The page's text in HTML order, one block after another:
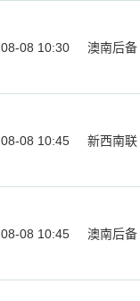
08-08 10:30 澳南后备
08-08 10:45 新西南联
08-08 10:45 澳南后备